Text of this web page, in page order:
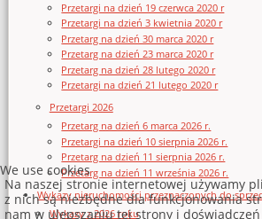
Przetargi na dzień 19 czerwca 2020 r
Przetargi na dzień 3 kwietnia 2020 r
Przetarg na dzień 30 marca 2020 r
Przetarg na dzień 23 marca 2020 r
Przetarg na dzień 28 lutego 2020 r
Przetargi na dzień 21 lutego 2020 r
Przetargi 2026
Przetarg na dzień 6 marca 2026 r.
Przetargi na dzień 10 sierpnia 2026 r.
Przetarg na dzień 11 sierpnia 2026 r.
Przetarg na dzień 11 września 2026 r.
Wykazy nieruchomości przeznaczonych do
Wykazy z 2026 roku
We use cookies
Na naszej stronie internetowej używamy
z nich są niezbędne dla funkcjonowania
nam w ulepszaniu tej strony i